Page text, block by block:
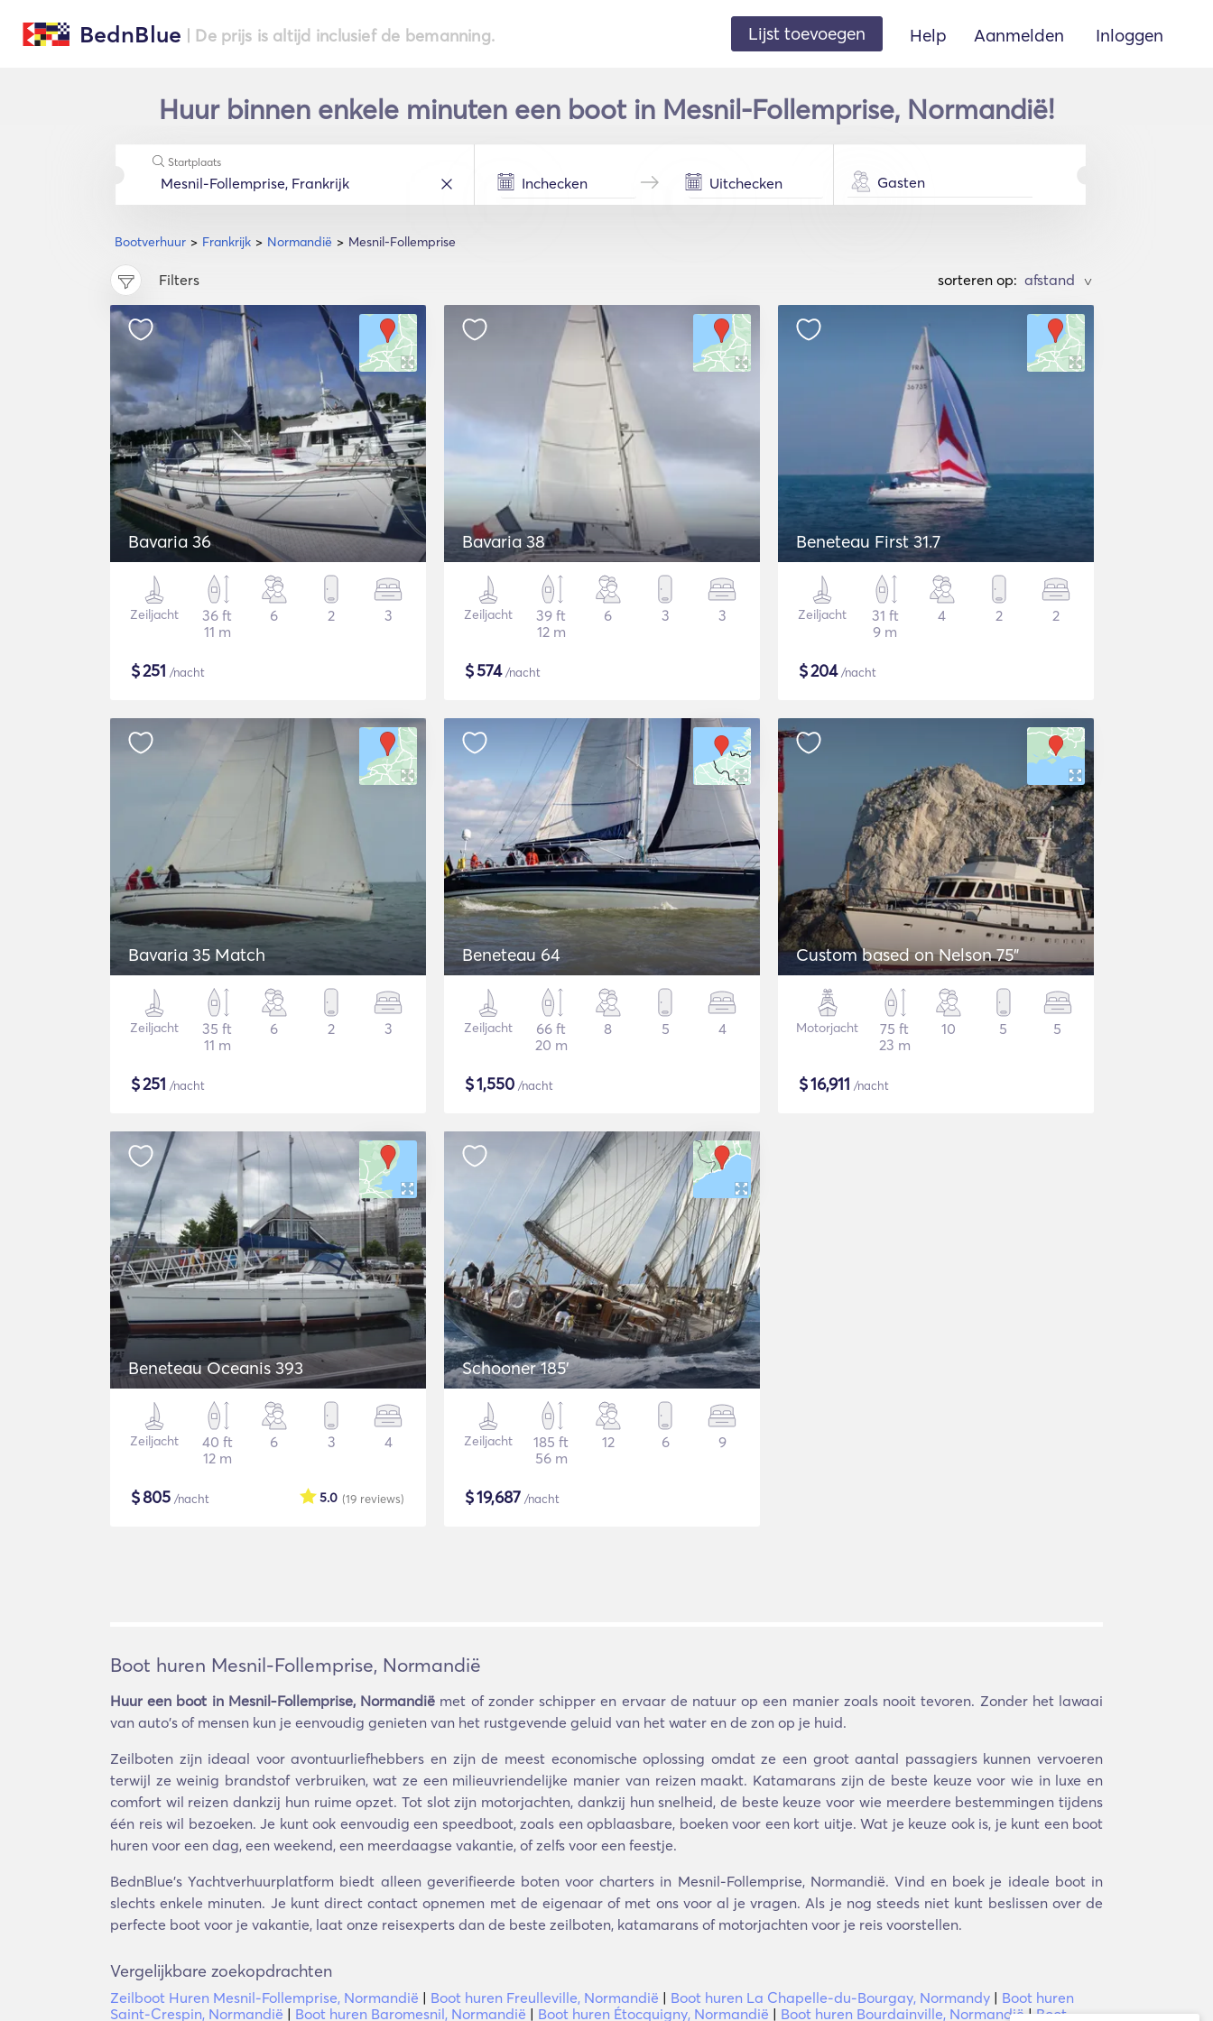
BednBlue | De prijs is altijd inclusief de bemanning. Lijst toevoegen Help Aanmelden Inloggen
Huur binnen enkele minuten een boot in Mesnil-Follemprise, Normandië!
Bootverhuur Frankrijk Normandië Mesnil-Follemprise
Startplaats
Gasten
Filters sorteren op: >
Bavaria 36
Zeiljacht
36 ft
11 m
6 2 3
$251 /nacht
Bavaria 38
Zeiljacht
39 ft
12 m
6 3 3
$574/nacht
Beneteau First 31.7
Zeiljacht
31 ft
9 m
4 2 2
$204/nacht
Bavaria 35 Match
Zeiljacht
35 ft
11 m
6 2 3
$251 /nacht
Beneteau 64
Zeiljacht
66 ft
20 m
8 5 4
$1,550 /nacht
Custom based on Nelson 75"
Motorjacht
75 ft
23 m
10 5 5
$16,911 /nacht
Beneteau Oceanis 393
Zeiljacht
40 ft
12 m
6 3 4
$805 /nacht (19 reviews)
5.0
Schooner 185'
Zeiljacht
185 ft
56 m
12 6 9
$19,687 /nacht
Boot huren Mesnil-Follemprise, Normandië
Huur een boot in Mesnil-Follemprise, Normandië met of zonder schipper en ervaar de natuur op een manier zoals nooit tevoren. Zonder het lawaai
van auto's of mensen kun je eenvoudig genieten van het rustgevende geluid van het water en de zon op je huid.
Zeilboten zijn ideaal voor avontuurliefhebbers en zijn de meest economische oplossing omdat ze een groot aantal passagiers kunnen vervoeren
terwijl ze weinig brandstof verbruiken, wat ze een milieuvriendelijke manier van reizen maakt. Katamarans zijn de beste keuze voor wie in luxe en
comfort wil reizen dankzij hun ruime opzet. Tot slot zijn motorjachten, dankzij hun snelheid, de beste keuze voor wie meerdere bestemmingen tijdens
één reis wil bezoeken. Je kunt ook eenvoudig een speedboot, zoals een opblaasbare, boeken voor een kort uitje. Wat je keuze ook is, je kunt een boot
huren voor een dag, een weekend, een meerdaagse vakantie, of zelfs voor een feestje.
BednBlue's Yachtverhuurplatform biedt alleen geverifieerde boten voor charters in Mesnil-Follemprise, Normandië. Vind en boek je ideale boot in
slechts enkele minuten. Je kunt direct contact opnemen met de eigenaar of met ons voor al je vragen. Als je nog steeds niet kunt beslissen over de
perfecte boot voor je vakantie, laat onze reisexperts dan de beste zeilboten, katamarans of motorjachten voor je reis voorstellen.
Vergelijkbare zoekopdrachten
Zeilboot Huren Mesnil-Follemprise, Normandië | Boot huren Freulleville, Normandië | Boot huren La Chapelle-du-Bourgay, Normandy | Boot huren
Saint-Crespin, Normandië | Boot huren Baromesnil, Normandië | Boot huren Étocquigny, Normandië | Boot huren Bourdainville, Normandië|Boot